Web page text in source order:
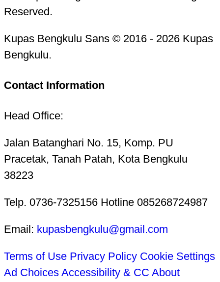
Reserved.
Kupas Bengkulu Sans © 2016 - 2026 Kupas
Bengkulu.
Contact Information
Head Office:
Jalan Batanghari No. 15, Komp. PU
Pracetak, Tanah Patah, Kota Bengkulu
38223
Telp. 0736-7325156 Hotline 085268724987
Email: kupasbengkulu@gmail.com
Terms of Use Privacy Policy Cookie Settings
Ad Choices Accessibility & CC About